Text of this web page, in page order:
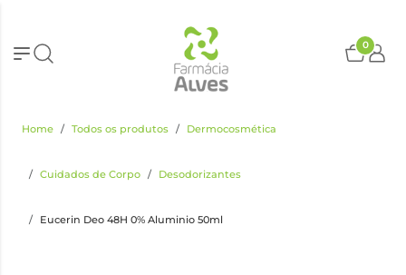
0
Home Todos os produtos Dermocosmética
Cuidados de Corpo Desodorizantes
Eucerin Deo 48H 0% Aluminio 50ml